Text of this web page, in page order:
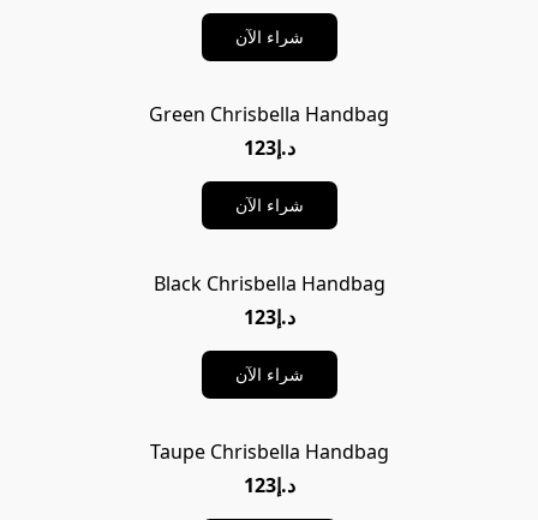
شراء الآن
Green Chrisbella Handbag
د.إ123
شراء الآن
Black Chrisbella Handbag
د.إ123
شراء الآن
Taupe Chrisbella Handbag
د.إ123